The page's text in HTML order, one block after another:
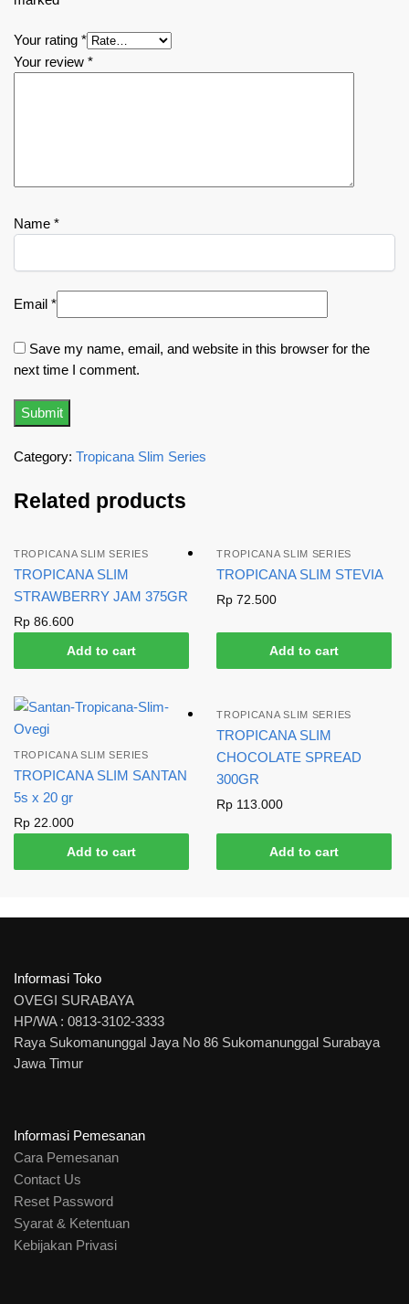
Your rating *
Your review *
Name *
Email *
Save my name, email, and website in this browser for the
next time I comment.
Category: Tropicana Slim Series
Related products
TROPICANA SLIM SERIES
TROPICANA SLIM
STRAWBERRY JAM 375GR
Rp 86.600
Add to cart
TROPICANA SLIM SERIES
TROPICANA SLIM STEVIA
Rp 72.500
Add to cart
TROPICANA SLIM SERIES
TROPICANA SLIM SANTAN
5s x 20 gr
Rp 22.000
Add to cart
TROPICANA SLIM SERIES
TROPICANA SLIM
CHOCOLATE SPREAD
300GR
Rp 113.000
Add to cart
Informasi Toko
OVEGI SURABAYA
HP/WA : 0813-3102-3333
Raya Sukomanunggal Jaya No 86 Sukomanunggal Surabaya
Jawa Timur
Informasi Pemesanan
Cara Pemesanan
Contact Us
Reset Password
Syarat & Ketentuan
Kebijakan Privasi